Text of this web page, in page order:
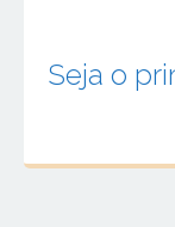
Seja o